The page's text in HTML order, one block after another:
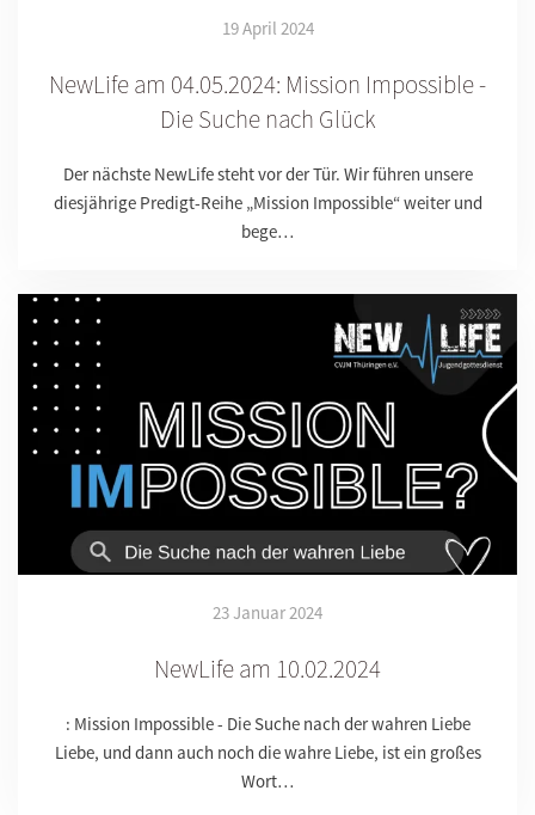
19 April 2024
NewLife am 04.05.2024: Mission Impossible -
Die Suche nach Glück
Der nächste NewLife steht vor der Tür. Wir führen unsere
diesjährige Predigt-Reihe „Mission Impossible“ weiter und
bege…
23 Januar 2024
NewLife am 10.02.2024
: Mission Impossible - Die Suche nach der wahren Liebe
Liebe, und dann auch noch die wahre Liebe, ist ein großes
Wort…